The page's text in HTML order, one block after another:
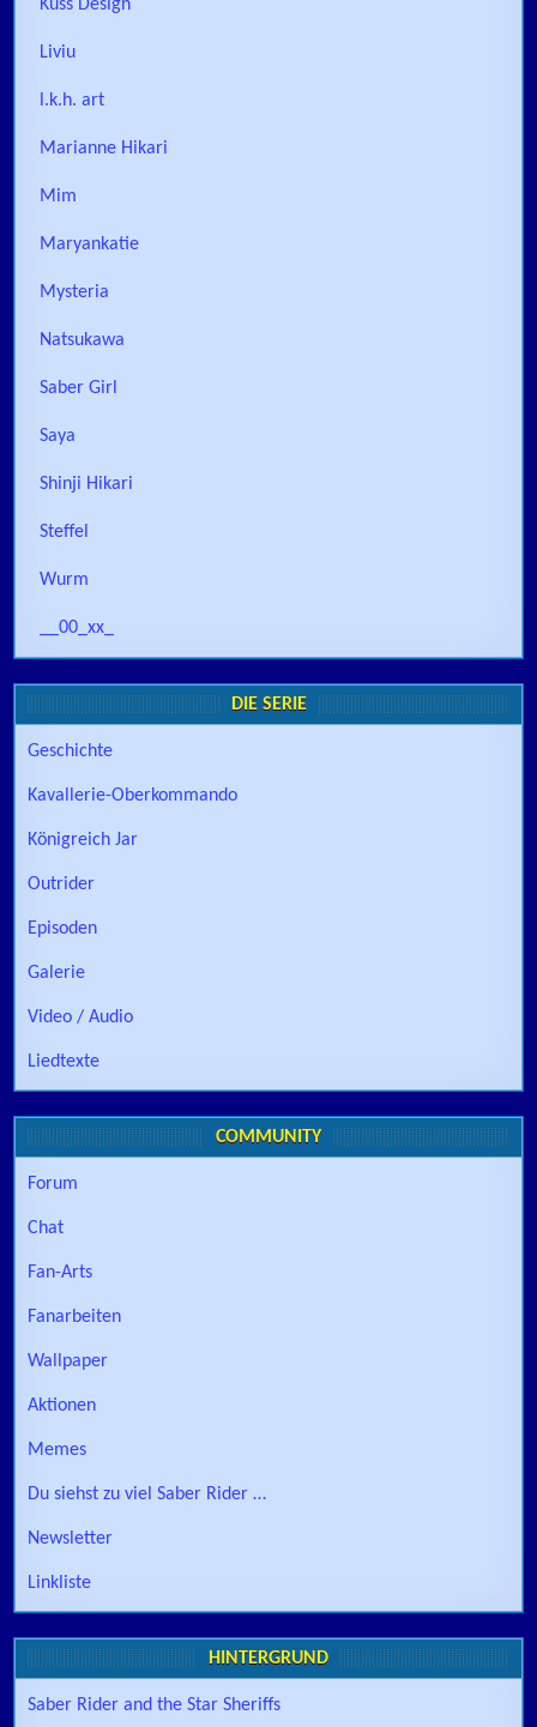
Kuss Design
Liviu
l.k.h. art
Marianne Hikari
Mim
Maryankatie
Mysteria
Natsukawa
Saber Girl
Saya
Shinji Hikari
Steffel
Wurm
__00_xx_
DIE SERIE
Geschichte
Kavallerie-Oberkommando
Königreich Jar
Outrider
Episoden
Galerie
Video / Audio
Liedtexte
COMMUNITY
Forum
Chat
Fan-Arts
Fanarbeiten
Wallpaper
Aktionen
Memes
Du siehst zu viel Saber Rider …
Newsletter
Linkliste
HINTERGRUND
Saber Rider and the Star Sheriffs